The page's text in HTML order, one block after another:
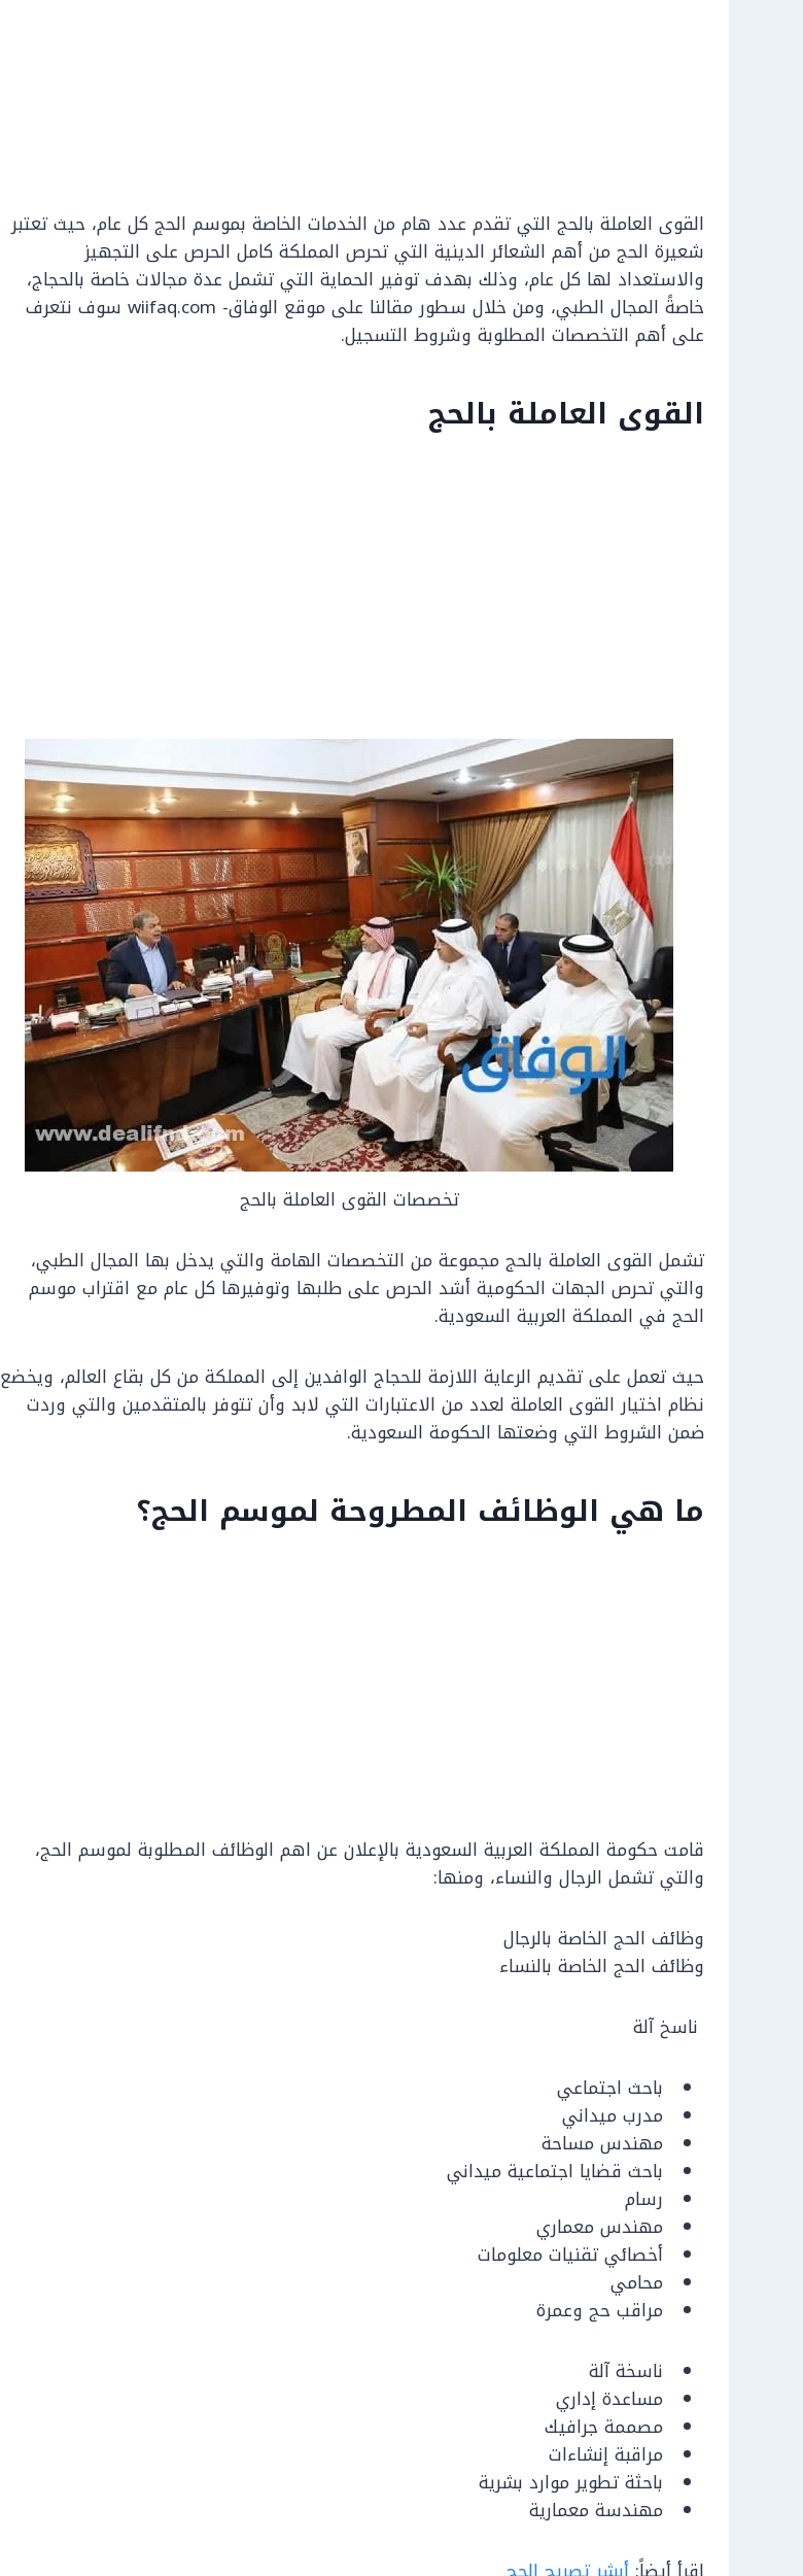
القوى العاملة بالحج التي تقدم عدد هام من الخدمات الخاصة بموسم الحج كل عام، حيث تعتبر
شعيرة الحج من أهم الشعائر الدينية التي تحرص المملكة كامل الحرص على التجهيز
والاستعداد لها كل عام، وذلك بهدف توفير الحماية التي تشمل عدة مجالات خاصة بالحجاج،
خاصةً المجال الطبي، ومن خلال سطور مقالنا على موقع الوفاق- wiifaq.com سوف نتعرف
على أهم التخصصات المطلوبة وشروط التسجيل.
القوى العاملة بالحج
تخصصات القوى العاملة بالحج
تشمل القوى العاملة بالحج مجموعة من التخصصات الهامة والتي يدخل بها المجال الطبي،
والتي تحرص الجهات الحكومية أشد الحرص على طلبها وتوفيرها كل عام مع اقتراب موسم
الحج في المملكة العربية السعودية.
حيث تعمل على تقديم الرعاية اللازمة للحجاج الوافدين إلى المملكة من كل بقاع العالم، ويخضع
نظام اختيار القوى العاملة لعدد من الاعتبارات التي لابد وأن تتوفر بالمتقدمين والتي وردت
ضمن الشروط التي وضعتها الحكومة السعودية.
ما هي الوظائف المطروحة لموسم الحج؟
قامت حكومة المملكة العربية السعودية بالإعلان عن اهم الوظائف المطلوبة لموسم الحج،
والتي تشمل الرجال والنساء، ومنها:
وظائف الحج الخاصة بالرجال
وظائف الحج الخاصة بالنساء
ناسخ آلة
باحث اجتماعي
مدرب ميداني
مهندس مساحة
باحث قضايا اجتماعية ميداني
رسام
مهندس معماري
أخصائي تقنيات معلومات
محامي
مراقب حج وعمرة
ناسخة آلة
مساعدة إداري
مصممة جرافيك
مراقبة إنشاءات
باحثة تطوير موارد بشرية
مهندسة معمارية